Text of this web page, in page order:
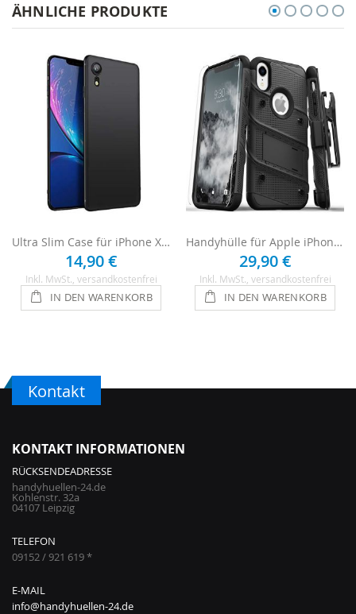
ÄHNLICHE PRODUKTE
Ultra Slim Case für iPhone XR - Schwarz
14,90 €
Inkl. MwSt. , versandkostenfrei
IN DEN WARENKORB
Handyhülle für Apple iPhone XR Case - Schwarz
29,90 €
Inkl. MwSt. , versandkostenfrei
IN DEN WARENKORB
Kontakt
KONTAKT INFORMATIONEN
RÜCKSENDEADRESSE
handyhuellen-24.de
Kohlenstr. 32a
04107 Leipzig
TELEFON
09152 / 921 619 *
E-MAIL
info@handyhuellen-24.de